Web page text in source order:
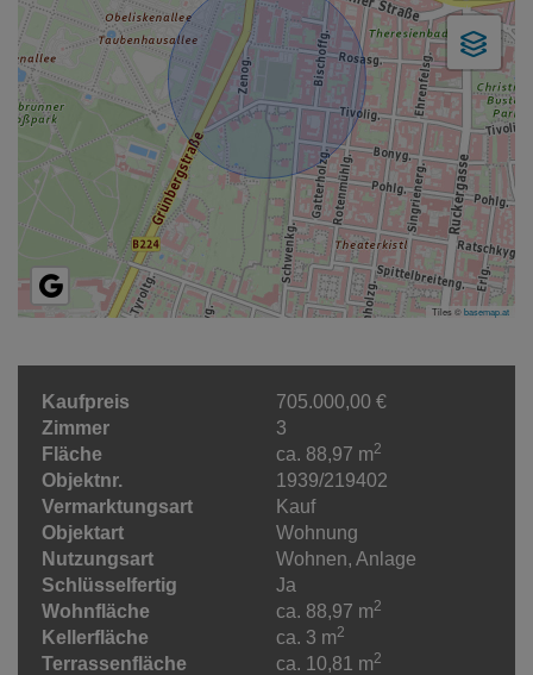
Tiles ©basemap.at
Kaufpreis
705.000,00 €
Zimmer
3
Fläche
ca. 88,97 m2
Objektnr.
1939/219402
Vermarktungsart
Kauf
Objektart
Wohnung
Nutzungsart
Wohnen Anlage
Schlüsselfertig
Ja
Wohnfläche
ca. 88,97 m2
Kellerfläche ca. 3 m2
Terrassenfläche ca. 10,81 m2